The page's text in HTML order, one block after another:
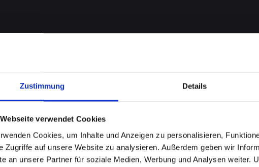
Zustimmung Details
Webseite verwendet Cookies
Cookies, um Inhalte und Anzeigen zu personalisieren,
Zugriffe auf unsere Website zu analysieren. Außerdem geben wir
an unsere Partner für soziale Medien, Werbung und Analysen weiter.